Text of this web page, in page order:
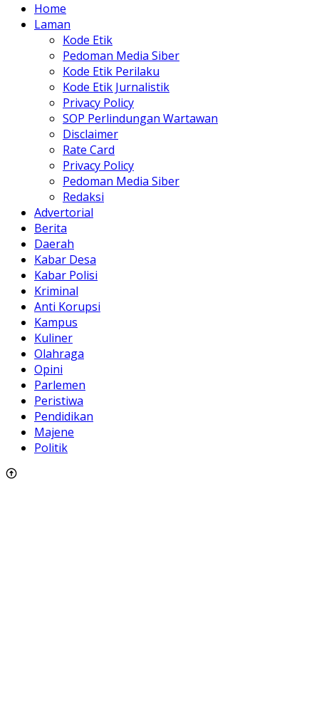
Home
Laman
Kode Etik
Pedoman Media Siber
Kode Etik Perilaku
Kode Etik Jurnalistik
Privacy Policy
SOP Perlindungan Wartawan
Disclaimer
Rate Card
Privacy Policy
Pedoman Media Siber
Redaksi
Advertorial
Berita
Daerah
Kabar Desa
Kabar Polisi
Kriminal
Anti Korupsi
Kampus
Kuliner
Olahraga
Opini
Parlemen
Peristiwa
Pendidikan
Majene
Politik